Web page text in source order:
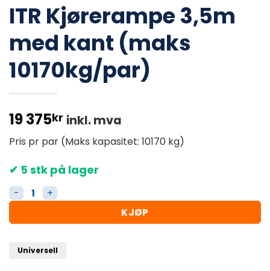
ITR Kjørerampe 3,5m
med kant (maks
10170kg/par)
19 375kr inkl. mva
Pris pr par (Maks kapasitet: 10170 kg)
✔ 5 stk på lager
ITR Kjørerampe 3,5m med kant (maks 10170kg/par)
KJØP
Universell